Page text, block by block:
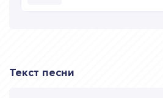
Текст песни